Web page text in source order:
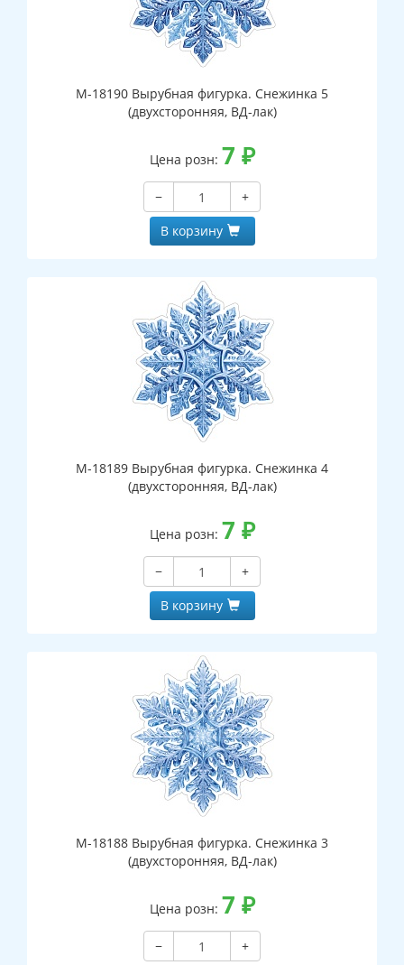
М-18190 Вырубная фигурка. Снежинка 5
(двухсторонняя, ВД-лак)
Цена розн: 7 ₽
−
+
В корзину
М-18189 Вырубная фигурка. Снежинка 4
(двухсторонняя, ВД-лак)
Цена розн: 7 ₽
−
+
В корзину
М-18188 Вырубная фигурка. Снежинка 3
(двухсторонняя, ВД-лак)
Цена розн: 7 ₽
−
+